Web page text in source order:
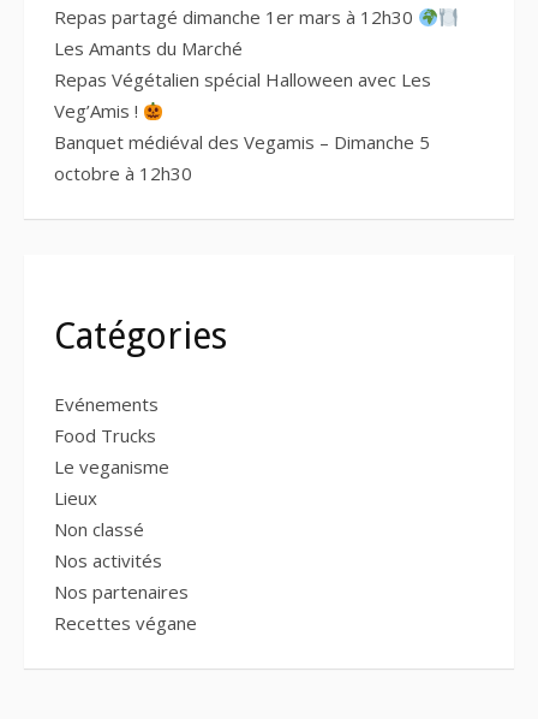
Repas partagé dimanche 1er mars à 12h30
Les Amants du Marché
Repas Végétalien spécial Halloween avec Les
Veg’Amis !
Banquet médiéval des Vegamis – Dimanche 5
octobre à 12h30
Catégories
Evénements
Food Trucks
Le veganisme
Lieux
Non classé
Nos activités
Nos partenaires
Recettes végane